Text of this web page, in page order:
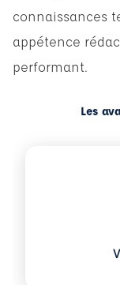
connaissances
appétence
performant.
Les